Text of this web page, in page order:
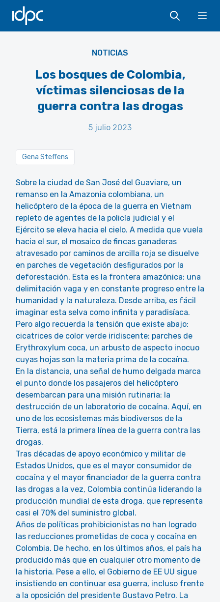
IDPC
NOTICIAS
Los bosques de Colombia,
víctimas silenciosas de la
guerra contra las drogas
5 julio 2023
Gena Steffens
Sobre la ciudad de San José del Guaviare, un
remanso en la Amazonia colombiana, un
helicóptero de la época de la guerra en Vietnam
repleto de agentes de la policía judicial y el
Ejército se eleva hacia el cielo. A medida que vuela
hacia el sur, el mosaico de fincas ganaderas
atravesado por caminos de arcilla roja se disuelve
en parches de vegetación desfigurados por la
deforestación. Esta es la frontera amazónica: una
delimitación vaga y en constante progreso entre la
humanidad y la naturaleza. Desde arriba, es fácil
imaginar esta selva como infinita y paradisíaca.
Pero algo recuerda la tensión que existe abajo:
cicatrices de color verde iridiscente: parches de
Erythroxylum coca, un arbusto de aspecto inocuo
cuyas hojas son la materia prima de la cocaína.
En la distancia, una señal de humo delgada marca
el punto donde los pasajeros del helicóptero
desembarcan para una misión rutinaria: la
destrucción de un laboratorio de cocaína. Aquí, en
uno de los ecosistemas más biodiversos de la
Tierra, está la primera línea de la guerra contra las
drogas.
Tras décadas de apoyo económico y militar de
Estados Unidos, que es el mayor consumidor de
cocaína y el mayor financiador de la guerra contra
las drogas a la vez, Colombia continúa liderando la
producción mundial de esta droga, que representa
casi el 70% del suministro global.
Años de políticas prohibicionistas no han logrado
las reducciones prometidas de coca y cocaína en
Colombia. De hecho, en los últimos años, el país ha
producido más que en cualquier otro momento de
la historia. Pese a ello, el Gobierno de EE UU sigue
insistiendo en continuar esa guerra, incluso frente
a la oposición del presidente Gustavo Petro. La